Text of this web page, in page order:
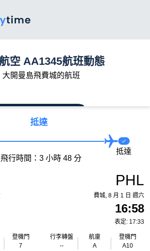
空 AA1345航班動態
大開曼島飛費城的航班
抵達
登機門
7
飛行時間：3 小時 48 分
抵達
PHL
費城, 8 月 1 日 週六
16:58
表定: 17:33
行李轉盤
--
航廈
A
登機門
A10